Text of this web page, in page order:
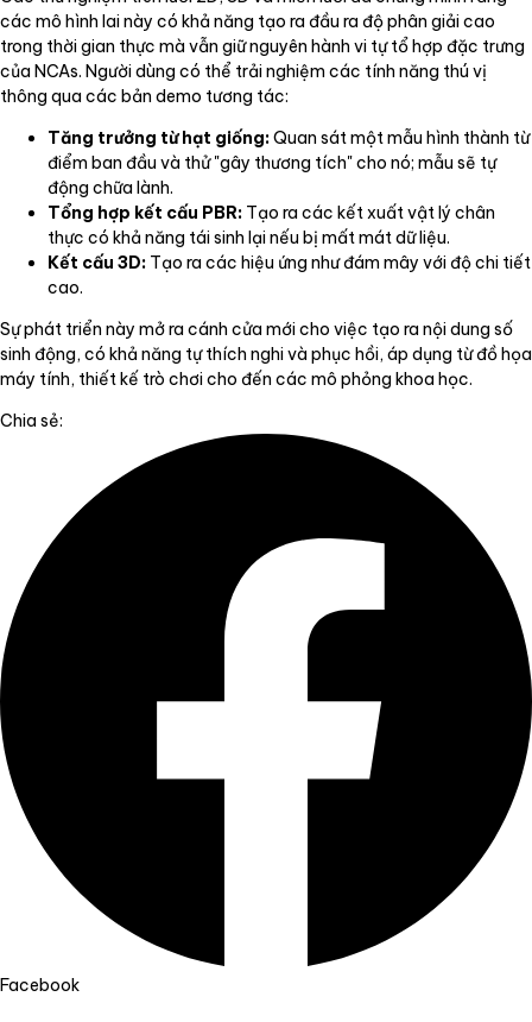
các mô hình lai này có khả năng tạo ra đầu ra độ phân giải cao
trong thời gian thực mà vẫn giữ nguyên hành vi tự tổ hợp đặc trưng
của NCAs. Người dùng có thể trải nghiệm các tính năng thú vị
thông qua các bản demo tương tác:
Tăng trưởng từ hạt giống:Quan sát một mẫu hình thành từ
điểm ban đầu và thử "gây thương tích" cho nó; mẫu sẽ tự
động chữa lành.
Tổng hợp kết cấu PBR: Tạo ra các kết xuất vật lý chân
thực có khả năng tái sinh lại nếu bị mất mát dữ liệu.
Kết cấu 3D: Tạo ra các hiệu ứng như đám mây với độ chi tiết
cao.
Sự phát triển này mở ra cánh cửa mới cho việc tạo ra nội dung số
sinh động, có khả năng tự thích nghi và phục hồi, áp dụng từ đồ họa
máy tính, thiết kế trò chơi cho đến các mô phỏng khoa học.
Chia sẻ:
Facebook